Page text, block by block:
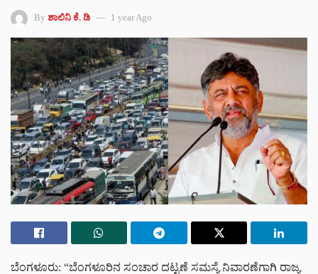
By ಶಾಲಿನಿ ಕೆ. ಡಿ 1 year Ago
ಬೆಂಗಳೂರು: “ಬೆಂಗಳೂರಿನ ಸಂಚಾರ ದಟ್ಟಣೆ ಸಮಸ್ಯೆ ನಿವಾರಣೆಗಾಗಿ ರಾಜ್ಯ